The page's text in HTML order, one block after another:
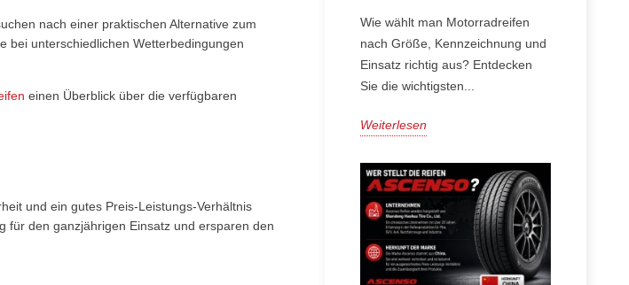
nach einer praktischen Alternative zum
bei unterschiedlichen Wetterbedingungen
einen Überblick über die verfügbaren
und ein gutes Preis-Leistungs-Verhältnis
für den ganzjährigen Einsatz und ersparen den
Wie wählt man Motorradreifen
nach Größe, Kennzeichnung und
Einsatz richtig aus? Entdecken
Sie die wichtigsten...
Weiterlesen